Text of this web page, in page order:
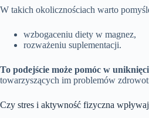
W takich okolicznościach warto
wzbogaceniu diety w magnez,
rozważeniu suplementacji.
To podejście może pomóc w
towarzyszących im problemów
Czy stres i aktywność fizyczna